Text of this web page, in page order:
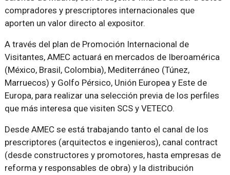
compradores y prescriptores internacionales que
aporten un valor directo al expositor.
A través del plan de Promoción Internacional de
Visitantes, AMEC actuará en mercados de Iberoamérica
(México, Brasil, Colombia), Mediterráneo (Túnez,
Marruecos) y Golfo Pérsico, Unión Europea y Este de
Europa, para realizar una selección previa de los perfiles
que más interesa que visiten SCS y VETECO.
Desde AMEC se está trabajando tanto el canal de los
prescriptores (arquitectos e ingenieros), canal contract
(desde constructores y promotores, hasta empresas de
reforma y responsables de obra) y la distribución